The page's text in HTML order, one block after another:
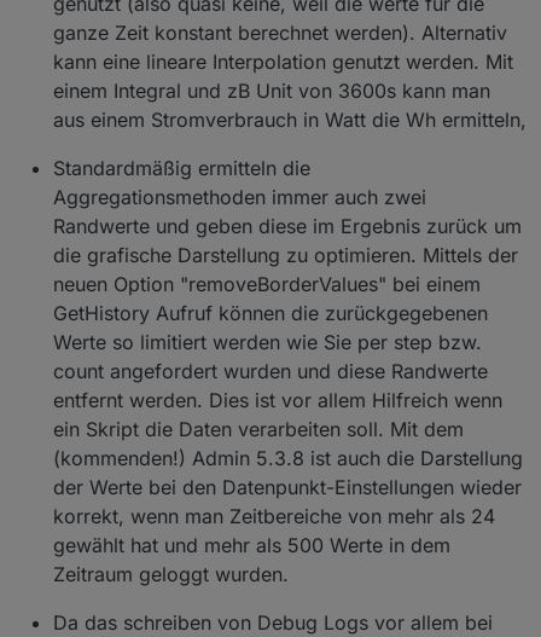
ganze Zeit konstant berechnet werden). Alternativ
kann eine lineare Interpolation genutzt werden. Mit
einem Integral und zB Unit von 3600s kann man
aus einem Stromverbrauch in Watt die Wh ermitteln,
Standardmäßig ermitteln die
Aggregationsmethoden immer auch zwei
Randwerte und geben diese im Ergebnis zurück um
die grafische Darstellung zu optimieren. Mittels der
neuen Option "removeBorderValues" bei einem
GetHistory Aufruf können die zurückgegebenen
Werte so limitiert werden wie Sie per step bzw.
count angefordert wurden und diese Randwerte
entfernt werden. Dies ist vor allem Hilfreich wenn
ein Skript die Daten verarbeiten soll. Mit dem
(kommenden!) Admin 5.3.8 ist auch die Darstellung
der Werte bei den Datenpunkt-Einstellungen wieder
korrekt, wenn man Zeitbereiche von mehr als 24
gewählt hat und mehr als 500 Werte in dem
Zeitraum geloggt wurden.
Da das schreiben von Debug Logs vor allem bei